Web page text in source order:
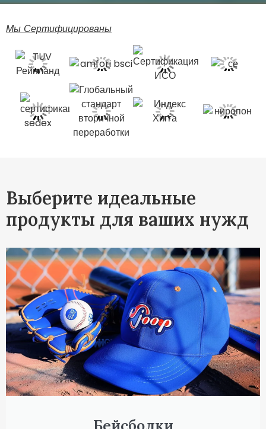
Мы Сертифицированы
Выберите идеальные
продукты для ваших нужд
Бейсболки